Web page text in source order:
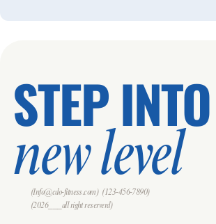
STEP
new level
(Info@cdo-fitness.com) (123-456-7890)
(2026___all right reserverd)